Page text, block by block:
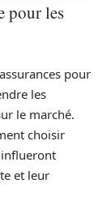
pour les
pour
les
le marché.
choisir
influeront
et leur